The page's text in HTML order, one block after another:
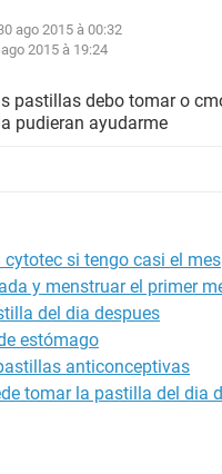
ago 2015 à 00:32
2015 à 19:24
pastillas debo tomar o
pudieran ayudarme
si tengo casi el mes
y menstruar el primer
del dia despues
estómago
anticonceptivas
tomar la pastilla del dia